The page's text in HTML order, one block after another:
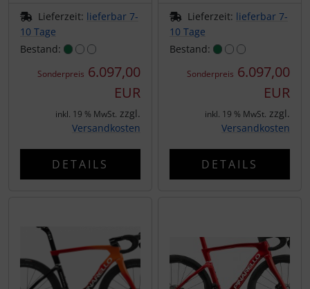
Lieferzeit: lieferbar 7-
10 Tage
Bestand:
Sonderpreis 6.097,00
EUR
inkl. 19 % MwSt. zzgl.
Versandkosten
DETAILS
Lieferzeit: lieferbar 7-
10 Tage
Bestand:
Sonderpreis 6.097,00
EUR
inkl. 19 % MwSt. zzgl.
Versandkosten
DETAILS